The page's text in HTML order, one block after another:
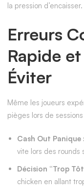
la pression d’encaisser.
Erreurs
Rapide
Éviter
Même les joueurs
pièges lors de
Cash Out Panique :
vite lors des rounds
Décision “Trop
chicken en allant